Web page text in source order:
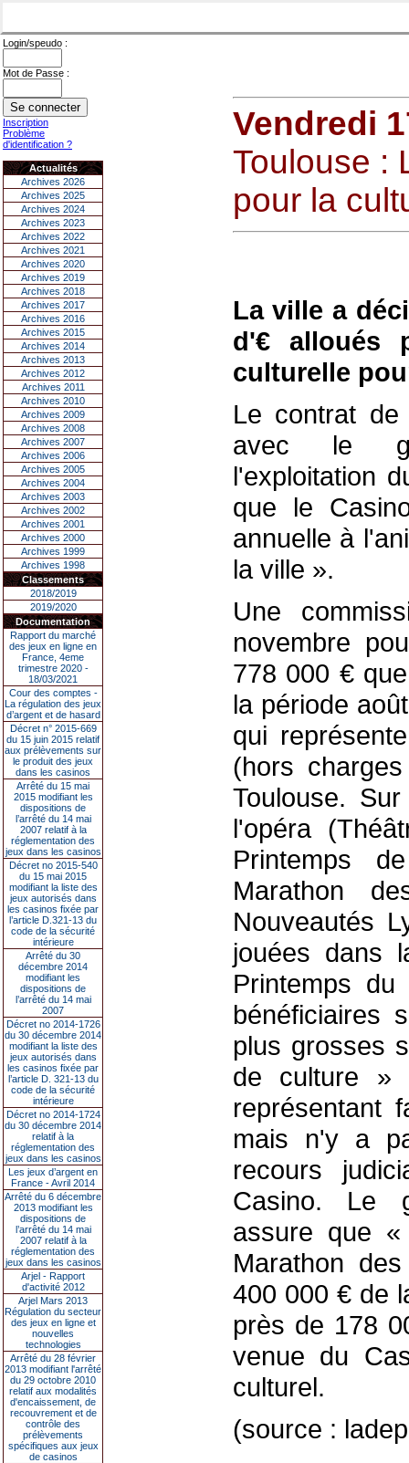
Login/speudo :
Mot de Passe :
Inscription
Problème
d'identification ?
Actualités
Archives 2026
Archives 2025
Archives 2024
Archives 2023
Archives 2022
Archives 2021
Archives 2020
Archives 2019
Archives 2018
Archives 2017
Archives 2016
Archives 2015
Archives 2014
Archives 2013
Archives 2012
Archives 2011
Archives 2010
Archives 2009
Archives 2008
Archives 2007
Archives 2006
Archives 2005
Archives 2004
Archives 2003
Archives 2002
Archives 2001
Archives 2000
Archives 1999
Archives 1998
Classements
2018/2019
2019/2020
Documentation
Rapport du marché
des jeux en ligne en
France, 4eme
trimestre 2020 -
18/03/2021
Cour des comptes -
La régulation des jeux
d’argent et de hasard
Décret n° 2015-669
du 15 juin 2015 relatif
aux prélèvements sur
le produit des jeux
dans les casinos
Arrêté du 15 mai
2015 modifiant les
dispositions de
l’arrêté du 14 mai
2007 relatif à la
réglementation des
jeux dans les casinos
Décret no 2015-540
du 15 mai 2015
modifiant la liste des
jeux autorisés dans
les casinos fixée par
l’article D.321-13 du
code de la sécurité
intérieure
Arrêté du 30
décembre 2014
modifiant les
dispositions de
l’arrêté du 14 mai
2007
Décret no 2014-1726
du 30 décembre 2014
modifiant la liste des
jeux autorisés dans
les casinos fixée par
l’article D. 321-13 du
code de la sécurité
intérieure
Décret no 2014-1724
du 30 décembre 2014
relatif à la
réglementation des
jeux dans les casinos
Les jeux d’argent en
France - Avril 2014
Arrêté du 6 décembre
2013 modifiant les
dispositions de
l’arrêté du 14 mai
2007 relatif à la
réglementation des
jeux dans les casinos
Arjel - Rapport
d'activité 2012
Arjel Mars 2013
Régulation du secteur
des jeux en ligne et
nouvelles
technologies
Arrêté du 28 février
2013 modifiant l'arrêté
du 29 octobre 2010
relatif aux modalités
d'encaissement, de
recouvrement et de
contrôle des
prélèvements
spécifiques aux jeux
de casinos
Vendredi
Toulouse :
pour la
La ville a
d'€ alloués
culturelle
Le contrat
avec le
l'exploitation
que le
annuelle à
la ville ».
Une
novembre
778 000 €
la période
qui
(hors
Toulouse.
l'opéra
Printemps
Marathon
Nouveautés
jouées dans
Printemps
bénéficiaires
plus grosses
de culture »
représentant
mais n'y a
recours
Casino. Le
assure que
Marathon
400 000 € de
près de 178
venue du
culturel.
(source :